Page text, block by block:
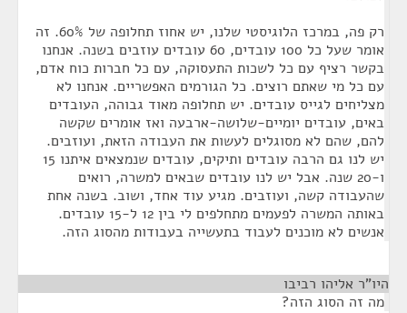
רק פה, במרכז הלוגיסטי שלנו, יש אחוז תחלופה של 60%. זה
אומר שעל כל 100 עובדים, 60 עובדים עוזבים בשנה. אנחנו
בקשר רציף עם כל לשכות התעסוקה, עם כל חברות כוח אדם,
עם כל מי שאתם רוצים. כל הגורמים האפשריים. אנחנו לא
מצליחים לגייס עובדים. יש תחלופה מאוד גבוהה, העובדים
באים, עובדים יומיים-שלושה-ארבעה ואז אומרים שקשה
להם, שהם לא מסוגלים לעשות את העבודה הזאת, ועוזבים.
יש לנו גם הרבה עובדים ותיקים, עובדים שנמצאים איתנו 15
ו-20 שנה. אבל יש לנו עובדים שבאים למשרה, רואים
שהעבודה קשה, ועוזבים. מגיע עוד אחד, ושוב. בשנה אחת
באותה המשרה לפעמים מתחלפים לי בין 12 ל-15 עובדים.
אנשים לא מוכנים לעבוד בתעשייה בעבודות מהסוג הזה.
היו"ר אליהו רביבו
מה זה הסוג הזה?